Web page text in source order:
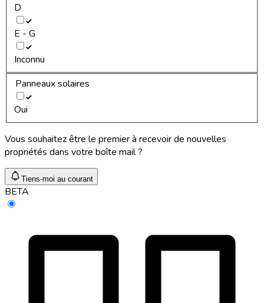
D
E - G
Inconnu
Panneaux solaires
Oui
Vous souhaitez être le premier à recevoir de nouvelles
propriétés dans votre boîte mail ?
Tiens-moi au courant
BETA